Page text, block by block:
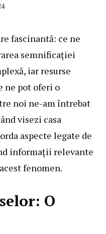
fascinantă: ce ne
semnificației
iar resurse
ne pot oferi o
noi ne-am întrebat
visezi casa
aspecte legate de
informații relevante
fenomen.
O